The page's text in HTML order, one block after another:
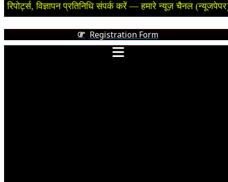
विज्ञापन प्रतिनिधि संपर्क करें — हमारे न्यूज़ चैनल (न्यूजपेपर)
Registration Form